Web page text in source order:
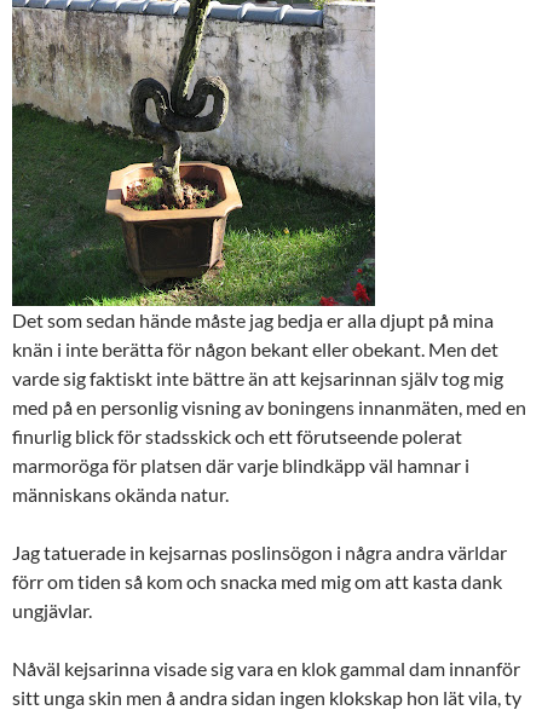
Det som sedan hände måste jag bedja er alla djupt på mina
knän i inte berätta för någon bekant eller obekant. Men det
varde sig faktiskt inte bättre än att kejsarinnan själv tog mig
med på en personlig visning av boningens innanmäten, med en
finurlig blick för stadsskick och ett förutseende polerat
marmoröga för platsen där varje blindkäpp väl hamnar i
människans okända natur.
Jag tatuerade in kejsarnas poslinsögon i några andra världar
förr om tiden så kom och snacka med mig om att kasta dank
ungjävlar.
Nåväl kejsarinna visade sig vara en klok gammal dam innanför
sitt unga skin men å andra sidan ingen klokskap hon lät vila, ty